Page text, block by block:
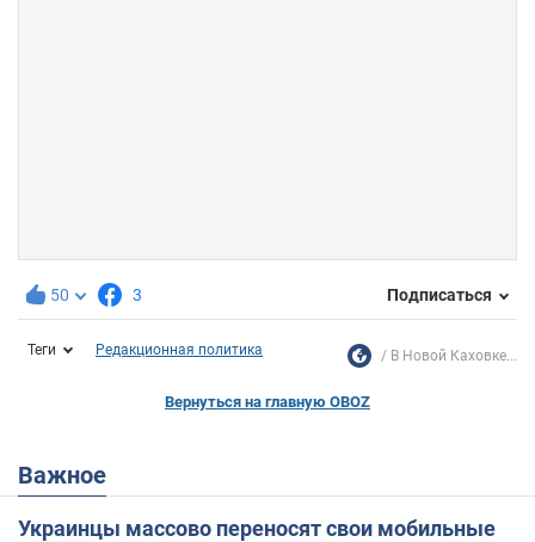
50 3 Подписаться
Теги Редакционная политика В Новой Каховке...
Вернуться на главную OBOZ
Важное
Украинцы массово переносят свои мобильные